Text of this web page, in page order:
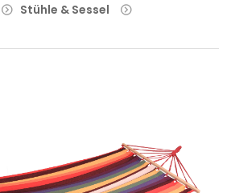
Stühle & Sessel